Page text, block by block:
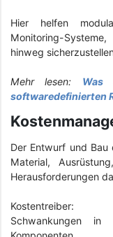
Hier helfen
Monitoring-
hinweg
Mehr lesen: Was
softwaredefinierten
Der Entwurf und Bau
Material,
Herausforderungen
Kostentreiber:
Schwankungen